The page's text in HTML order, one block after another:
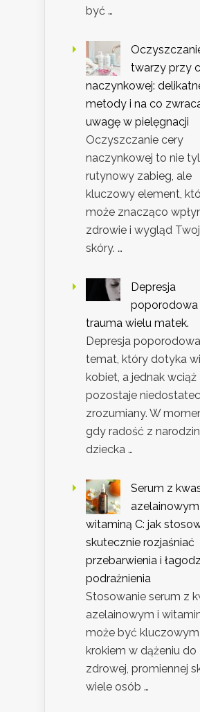
być …
twarzy przy
naczynkowej:
metody i na co
uwagę w pielęgnacji
Oczyszczanie cery
naczynkowej to nie
rutynowy zabieg, ale
kluczowy element,
może znacząco
zdrowie i wygląd
skóry. …
Depresja
poporodowa
trauma wielu matek.
Depresja
temat, który dotyka
kobiet, a jednak wciąż
pozostaje
zrozumiany. W
gdy radość z narodzin
dziecka …
Serum z
azelainowym
witaminą C: jak
skutecznie rozjaśniać
przebarwienia i
podrażnienia
Stosowanie serum z
azelainowym i
może być kluczowym
krokiem w dążeniu do
zdrowej, promiennej
wiele osób …